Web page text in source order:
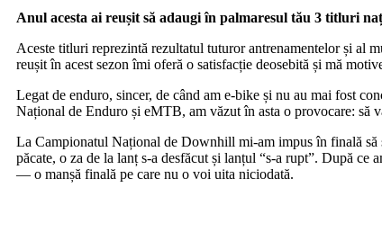
Anul acesta ai reușit să adaugi în palmaresul tău 3 titluri
Aceste titluri reprezintă rezultatul tuturor antrenamentelor și al
reușit în acest sezon îmi oferă o satisfacție deosebită și mă
Legat de enduro, sincer, de când am e-bike și nu au mai fost
Național de Enduro și eMTB, am văzut în asta o provocare: să
La Campionatul Național de Downhill mi-am impus în finală
păcate, o za de la lanț s-a desfăcut și lanțul “s-a rupt”. După ce
— o manșă finală pe care nu o voi uita niciodată.